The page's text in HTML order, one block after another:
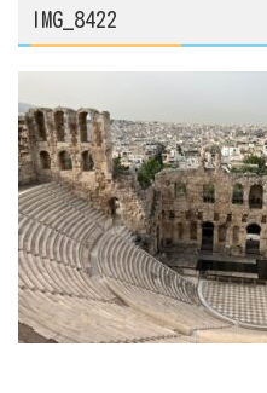
アクセス
IMG_8422